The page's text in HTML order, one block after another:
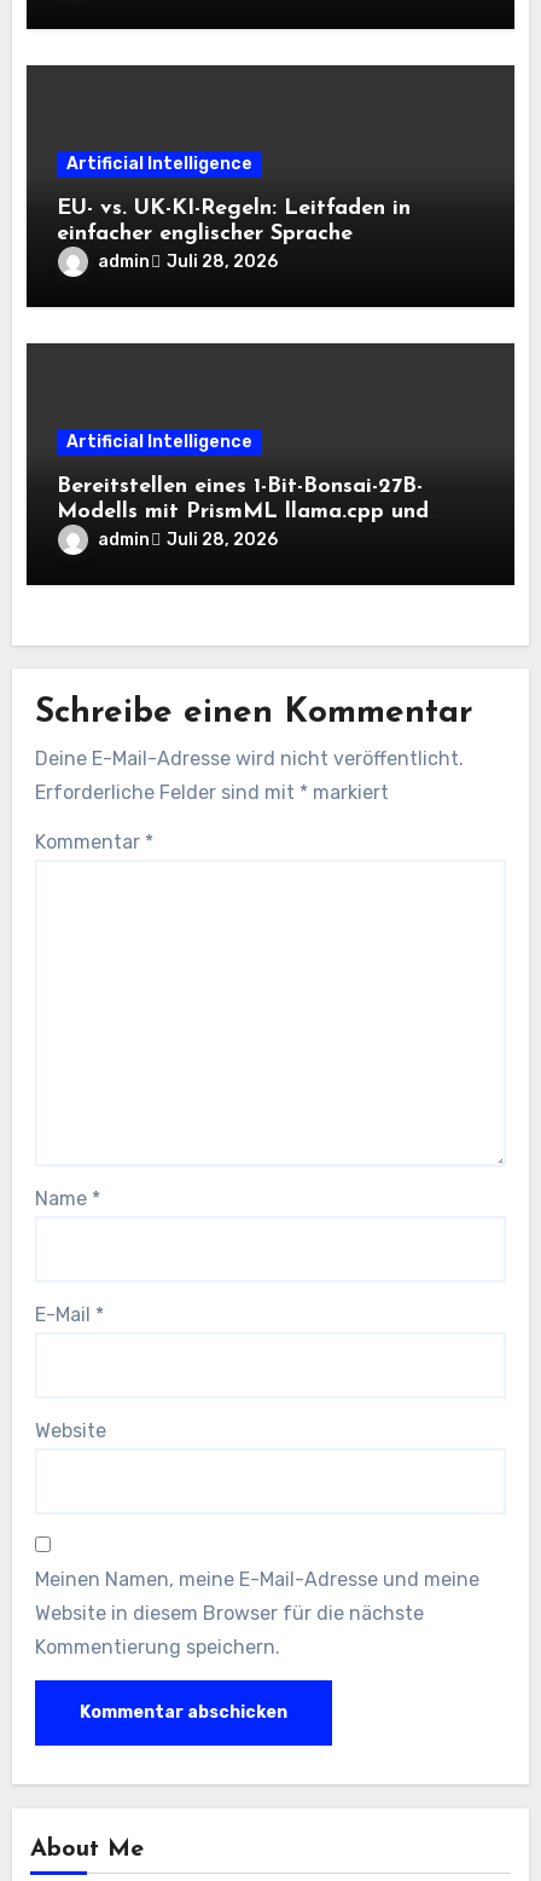
Artificial Intelligence
EU- vs. UK-KI-Regeln: Leitfaden in
einfacher englischer Sprache
admin Juli 28, 2026
Artificial Intelligence
Bereitstellen eines 1-Bit-Bonsai-27B-
Modells mit PrismML llama.cpp und
OpenAI-kompatiblen lokalen Inferenz-
admin Juli 28, 2026
Schreibe einen Kommentar
Deine E-Mail-Adresse wird nicht veröffentlicht.
Erforderliche Felder sind mit * markiert
Kommentar *
Name *
E-Mail *
Website
Meinen Namen, meine E-Mail-Adresse und meine
Website in diesem Browser für die nächste
Kommentierung speichern.
About Me